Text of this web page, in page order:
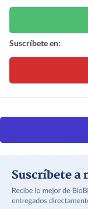
Suscríbete en: